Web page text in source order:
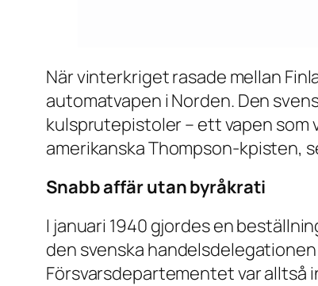
När vinterkriget rasade mellan
automatvapen i Norden. Den
kulsprutepistoler – ett vapen som
amerikanska Thompson-kpisten,
Snabb affär utan byråkrati
I januari 1940 gjordes en
den svenska
Försvarsdepartementet var alltså